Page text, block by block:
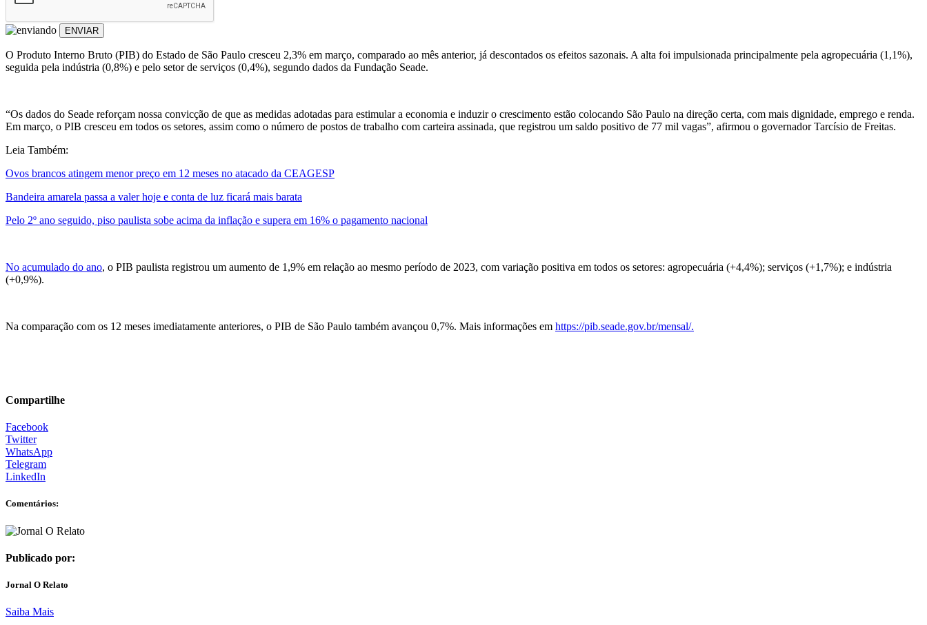
ENVIAR
O Produto Interno Bruto (PIB) do Estado de São Paulo cresceu 2,3% em março, comparado ao mês anterior, já descontados os efeitos sazonais. A alta foi impulsionada principalmente pela agropecuária (1,1%),
seguida pela indústria (0,8%) e pelo setor de serviços (0,4%), segundo dados da Fundação Seade.
“Os dados do Seade reforçam nossa convicção de que as medidas adotadas para estimular a economia e induzir o crescimento estão colocando São Paulo na direção certa, com mais dignidade, emprego e renda.
Em março, o PIB cresceu em todos os setores, assim como o número de postos de trabalho com carteira assinada, que registrou um saldo positivo de 77 mil vagas”, afirmou o governador Tarcísio de Freitas.
Leia Também:
Ovos brancos atingem menor preço em 12 meses no atacado da CEAGESP
Bandeira amarela passa a valer hoje e conta de luz ficará mais barata
Pelo 2º ano seguido, piso paulista sobe acima da inflação e supera em 16% o pagamento nacional
No acumulado do ano, o PIB paulista registrou um aumento de 1,9% em relação ao mesmo período de 2023, com variação positiva em todos os setores: agropecuária (+4,4%); serviços (+1,7%); e indústria
(+0,9%).
Na comparação com os 12 meses imediatamente anteriores, o PIB de São Paulo também avançou 0,7%. Mais informações em https://pib.seade.gov.br/mensal/.
Compartilhe
Facebook
Twitter
WhatsApp
Telegram
LinkedIn
Comentários:
Publicado por:
Jornal O Relato
Saiba Mais